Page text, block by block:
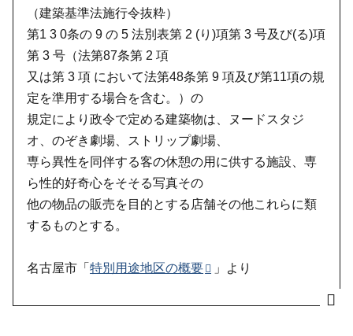
（建築基準法施行令抜粋）
第1 3 0条の 9 の 5 法別表第 2 (り)項第 3 号及び(る)項
第 3 号（法第87条第 2 項
又は第 3 項 において法第48条第 9 項及び第11項の規
定を準用する場合を含む。）の
規定により政令で定める建築物は、ヌードスタジ
オ、のぞき劇場、ストリップ劇場、
専ら異性を同伴する客の休憩の用に供する施設、専
ら性的好奇心をそそる写真その
他の物品の販売を目的とする店舗その他これらに類
するものとする。
名古屋市「特別用途地区の概要 」より